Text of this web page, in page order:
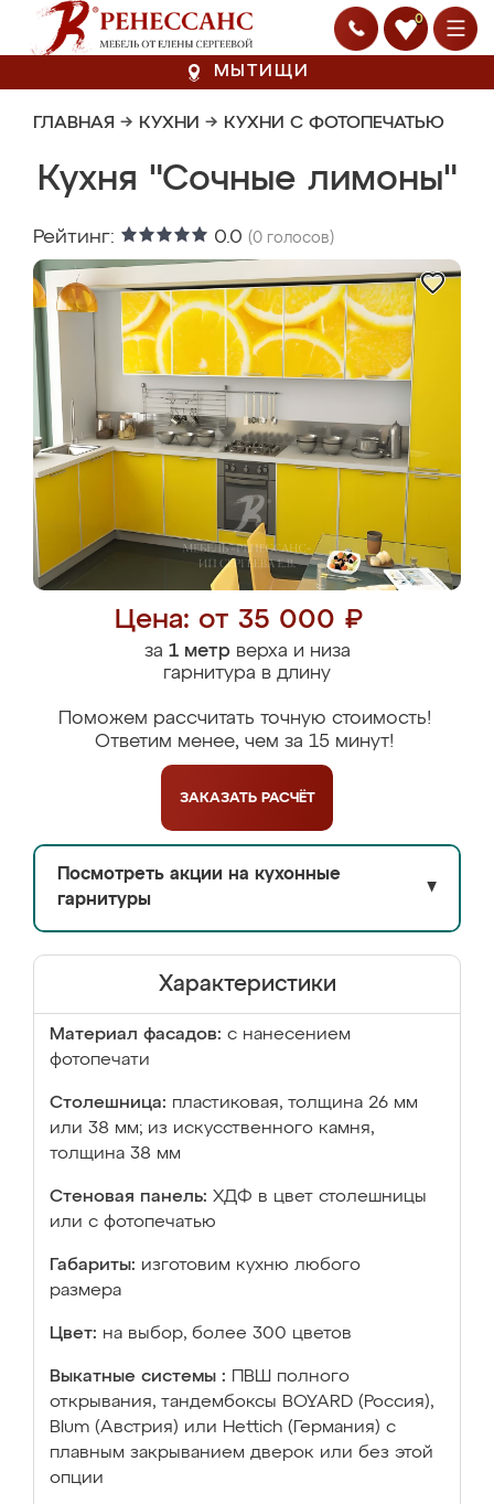
0
МЫТИЩИ
ГЛАВНАЯ → КУХНИ → КУХНИ С ФОТОПЕЧАТЬЮ
Кухня "Сочные лимоны"
Рейтинг: 0.0 (0 голосов)
Цена: от 35 000 ₽
за 1 метрверха и низа
гарнитура в длину
Поможем рассчитать точную стоимость!
Ответим менее, чем за 15 минут!
ЗАКАЗАТЬ РАСЧЁТ
Посмотреть акции на кухонные
гарнитуры
▼
Характеристики
Материал фасадов: с нанесением
фотопечати
Столешница: пластиковая, толщина 26 мм
или 38 мм; из искусственного камня,
толщина 38 мм
Стеновая панель: ХДФ в цвет столешницы
или с фотопечатью
Габариты: изготовим кухню любого
размера
Цвет: на выбор, более 300 цветов
Выкатные системы :
ПВШ полного
открывания, тандембоксы BOYARD (Россия),
Blum (Австрия) или Hettich (Германия) с
плавным закрыванием дверок или без этой
опции